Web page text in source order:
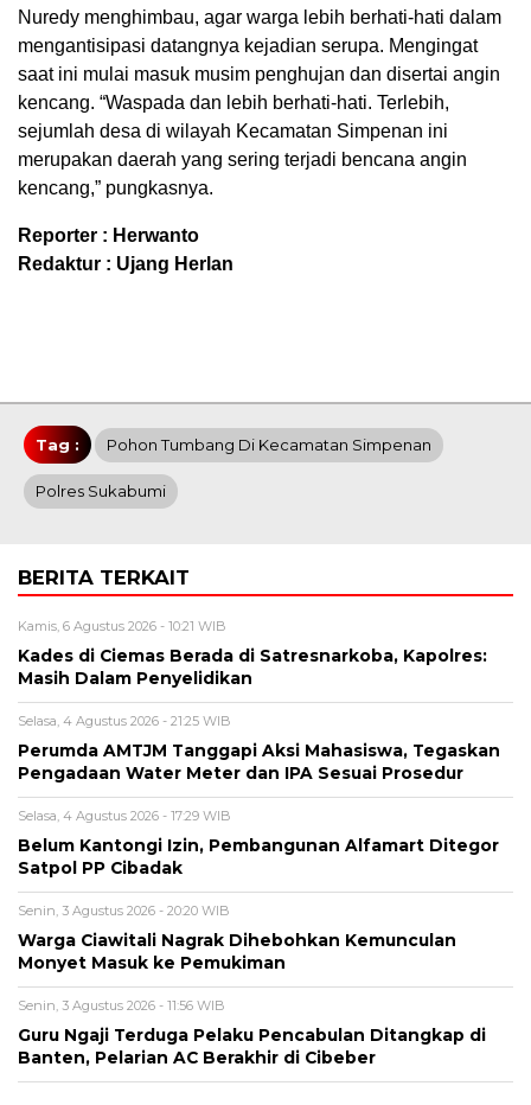
Nuredy menghimbau, agar warga lebih berhati-hati dalam
mengantisipasi datangnya kejadian serupa. Mengingat
saat ini mulai masuk musim penghujan dan disertai angin
kencang. “Waspada dan lebih berhati-hati. Terlebih,
sejumlah desa di wilayah Kecamatan Simpenan ini
merupakan daerah yang sering terjadi bencana angin
kencang,” pungkasnya.
Reporter : Herwanto
Redaktur : Ujang Herlan
Tag : Pohon Tumbang Di Kecamatan Simpenan
Polres Sukabumi
BERITA TERKAIT
Kamis, 6 Agustus 2026 - 10:21 WIB
Kades di Ciemas Berada di Satresnarkoba, Kapolres:
Masih Dalam Penyelidikan
Selasa, 4 Agustus 2026 - 21:25 WIB
Perumda AMTJM Tanggapi Aksi Mahasiswa, Tegaskan
Pengadaan Water Meter dan IPA Sesuai Prosedur
Selasa, 4 Agustus 2026 - 17:29 WIB
Belum Kantongi Izin, Pembangunan Alfamart Ditegor
Satpol PP Cibadak
Senin, 3 Agustus 2026 - 20:20 WIB
Warga Ciawitali Nagrak Dihebohkan Kemunculan
Monyet Masuk ke Pemukiman
Senin, 3 Agustus 2026 - 11:56 WIB
Guru Ngaji Terduga Pelaku Pencabulan Ditangkap di
Banten, Pelarian AC Berakhir di Cibeber